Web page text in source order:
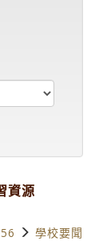
資源
學校要聞